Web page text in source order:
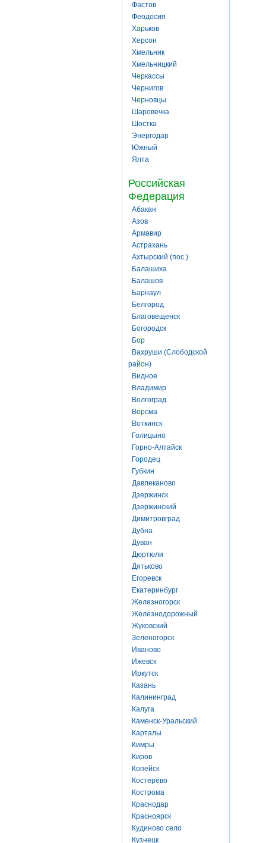
Фастов
Феодосия
Харьков
Херсон
Хмельник
Хмельницкий
Черкассы
Чернигов
Черновцы
Шаровечка
Шостка
Энергодар
Южный
Ялта
Российская
Федерация
Абакан
Азов
Армавир
Астрахань
Ахтырский (пос.)
Балашиха
Балашов
Барнаул
Белгород
Благовещенск
Богородск
Бор
Вахруши (Слободской
район)
Видное
Владимир
Волгоград
Ворсма
Воткинск
Голицыно
Горно-Алтайск
Городец
Губкин
Давлеканово
Дзержинск
Дзержинский
Димитровград
Дубна
Дуван
Дюртюли
Дятьково
Егоревск
Екатеринбург
Железногорск
Железнодорожный
Жуковский
Зеленогорск
Иваново
Ижевск
Иркутск
Казань
Калининград
Калуга
Каменск-Уральский
Карталы
Кимры
Киров
Копейск
Костерёво
Кострома
Краснодар
Красноярск
Кудиново село
Кузнецк